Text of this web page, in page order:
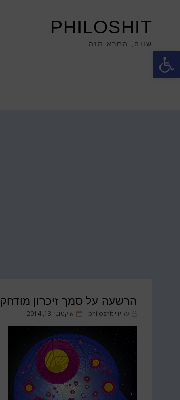
פתח סרגל נגישות
PHILOSHIT
שווה, החרא הזה
הרשעה על סמך זיכרון מודחק
על ידיphiloshit
פורסםאוקטובר 13, 2014